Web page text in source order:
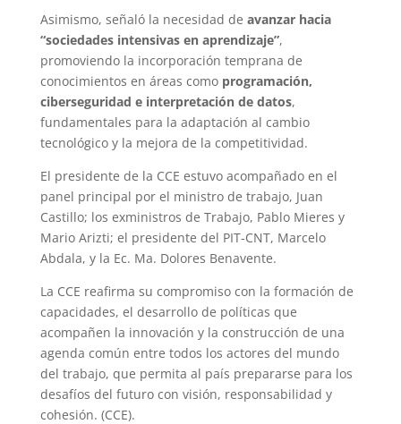
Asimismo, señaló la necesidad de avanzar hacia
“sociedades intensivas en aprendizaje”,
promoviendo la incorporación temprana de
conocimientos en áreas como programación,
ciberseguridad e interpretación de datos,
fundamentales para la adaptación al cambio
tecnológico y la mejora de la competitividad.
El presidente de la CCE estuvo acompañado en el
panel principal por el ministro de trabajo, Juan
Castillo; los exministros de Trabajo, Pablo Mieres y
Mario Arizti; el presidente del PIT-CNT, Marcelo
Abdala, y la Ec. Ma. Dolores Benavente.
La CCE reafirma su compromiso con la formación de
capacidades, el desarrollo de políticas que
acompañen la innovación y la construcción de una
agenda común entre todos los actores del mundo
del trabajo, que permita al país prepararse para los
desafíos del futuro con visión, responsabilidad y
cohesión. (CCE).